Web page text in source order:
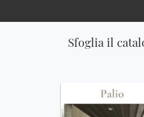
Sfoglia il